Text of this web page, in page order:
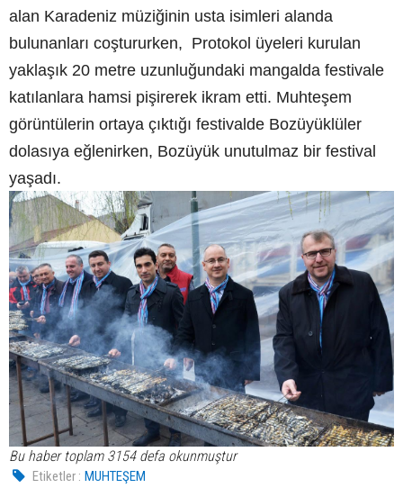
alan Karadeniz müziğinin usta isimleri alanda
bulunanları coştururken, Protokol üyeleri kurulan
yaklaşık 20 metre uzunluğundaki mangalda festivale
katılanlara hamsi pişirerek ikram etti. Muhteşem
görüntülerin ortaya çıktığı festivalde Bozüyüklüler
dolasıya eğlenirken, Bozüyük unutulmaz bir festival
yaşadı.
Bu haber toplam 3154 defa okunmuştur
Etiketler : MUHTEŞEM